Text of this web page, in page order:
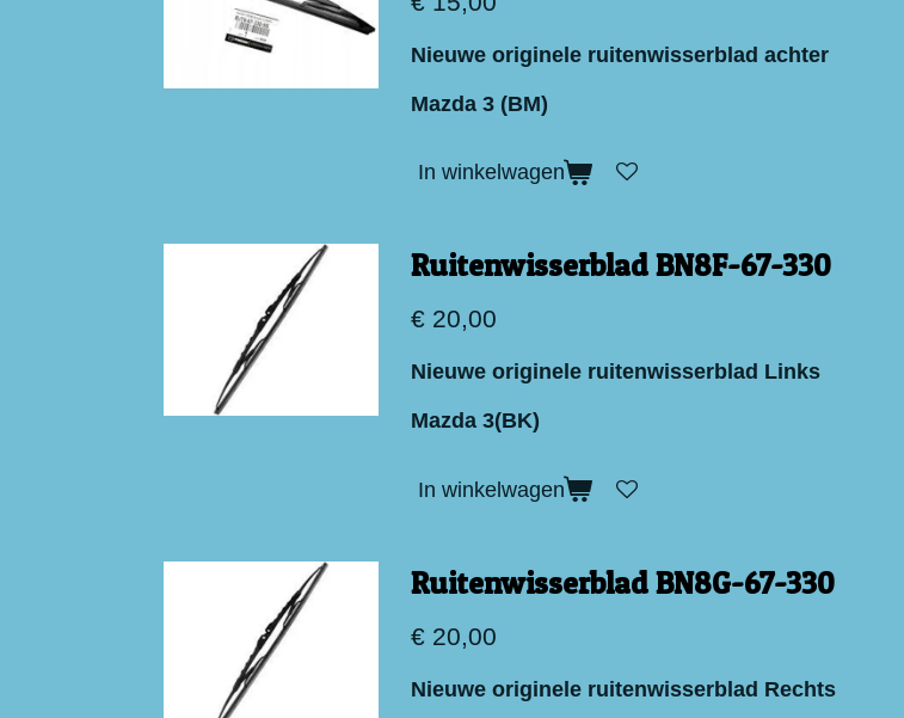
Nieuwe originele ruitenwisserblad achter
Mazda 3 (BM)
In winkelwagen
Ruitenwisserblad BN8F-67-330
€ 20,00
Nieuwe originele ruitenwisserblad Links
Mazda 3(BK)
In winkelwagen
Ruitenwisserblad BN8G-67-330
€ 20,00
Nieuwe originele ruitenwisserblad Rechts